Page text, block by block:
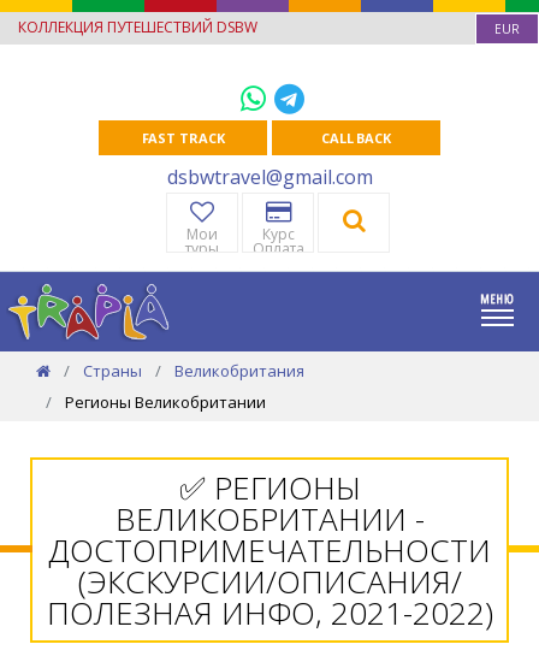
КОЛЛЕКЦИЯ ПУТЕШЕСТВИЙ DSBW EUR
FAST TRACK CALL BACK
dsbwtravel@gmail.com
Мои
туры
Курс
Оплата
Страны
Великобритания
Регионы Великобритании
✅ РЕГИОНЫ
ВЕЛИКОБРИТАНИИ -
ДОСТОПРИМЕЧАТЕЛЬНОСТИ
(ЭКСКУРСИИ/ОПИСАНИЯ/
ПОЛЕЗНАЯ ИНФО, 2021-2022)